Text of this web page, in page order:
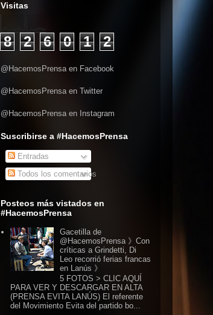
Visitas
8 2 6 0 1 2
@HacemosPrensa en Facebook
@HacemosPrensa en Twitter
@HacemosPrensa en Instagram
Suscribirse a #HacemosPrensa
Entradas
Todos los comentarios
Posteos más vistados en
#HacemosPrensa
Gacetilla de
@HacemosPrensa 》Con
críticas a Grindetti, Di
Leo recorrió ferias francas
en Lanús 》
5 FOTOS > CLIC AQUÍ
PARA VER Y DESCARGAR EN ALTA
(PRENSA EVITA LANÚS) El referente
del Movimiento Evita del partido bo...